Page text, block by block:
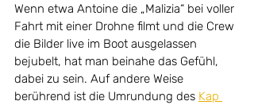
Wenn etwa Antoine die „Malizia“ bei voller
Fahrt mit einer Drohne filmt und die Crew
die Bilder live im Boot ausgelassen
bejubelt, hat man beinahe das Gefühl,
dabei zu sein. Auf andere Weise
berührend ist die Umrundung des Kap